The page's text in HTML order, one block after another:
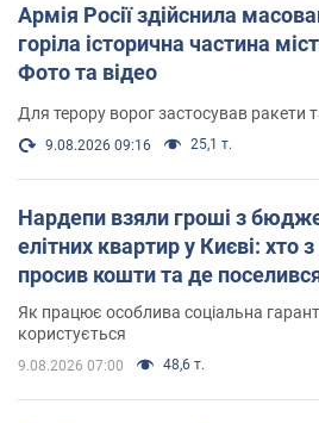
Армія Росії здійснила
горіла історична частина
Фото та відео
Для терору ворог застосував ракети
9.08.2026 09:16 25,1 т.
Нардепи взяли гроші з
елітних квартир у Києві: хто
просив кошти та де
Як працює особлива соціальна
користується
9.08.2026 07:00 48,6 т.